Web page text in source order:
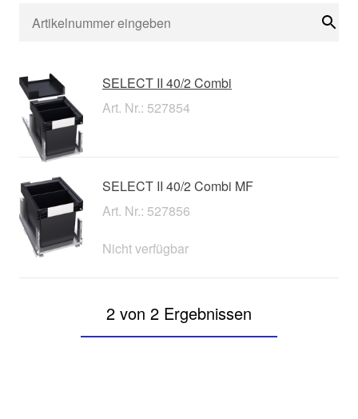
SELECT II 40/2 Combi
Art. Nr.: 527854
SELECT II 40/2 Combi MF
Art. Nr.: 527856
Nicht verfügbar
2 von 2 Ergebnissen